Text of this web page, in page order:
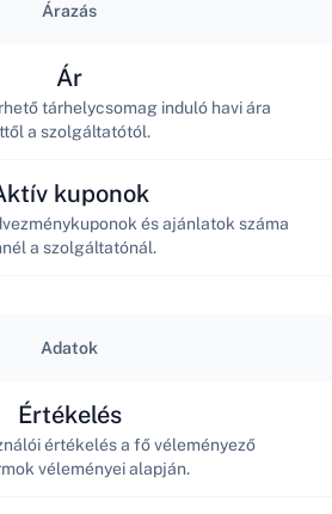
Árazás
Ár
tárhelycsomag induló havi ára
a szolgáltatótól.
kuponok
és ajánlatok száma
a szolgáltatónál.
Adatok
Értékelés
értékelés a fő véleményező
véleményei alapján.